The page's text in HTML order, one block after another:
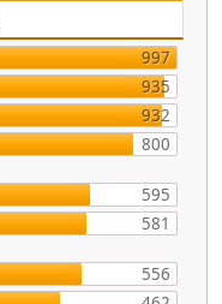
997
935
932
800
595
581
556